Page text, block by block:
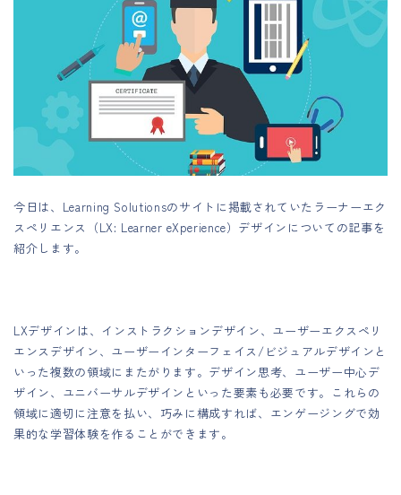
今日は、Learning Solutionsのサイトに掲載されていたラーナーエク
スペリエンス（LX: Learner eXperience）デザインについての記事を
紹介します。
LXデザインは、インストラクションデザイン、ユーザーエクスペリ
エンスデザイン、ユーザーインターフェイス/ビジュアルデザインと
いった複数の領域にまたがります。デザイン思考、ユーザー中心デ
ザイン、ユニバーサルデザインといった要素も必要です。これらの
領域に適切に注意を払い、巧みに構成すれば、エンゲージングで効
果的な学習体験を作ることができます。